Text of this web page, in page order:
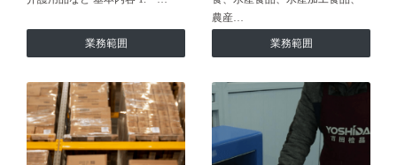
業務範囲
農産…
業務範囲